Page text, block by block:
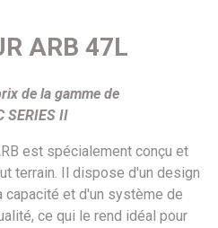
ARB 47L
de la gamme de
SERIES II
est spécialement conçu et
terrain. Il dispose d'un design
et d'un système de
ce qui le rend idéal pour